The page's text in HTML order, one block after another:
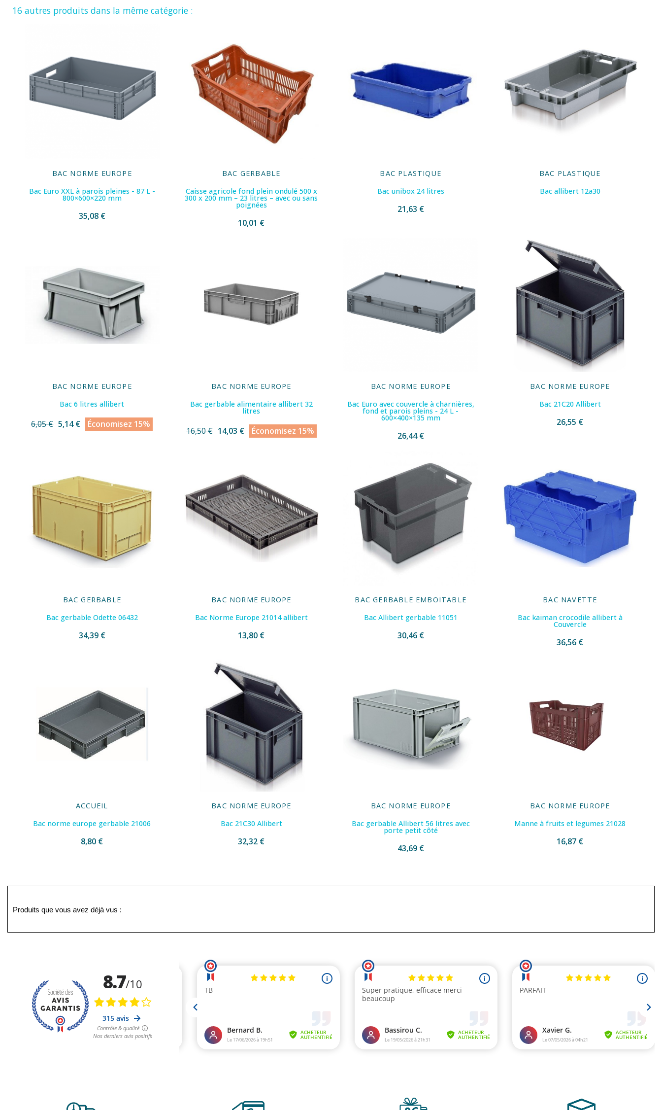
16 autres produits dans la même catégorie :
BAC NORME EUROPE
Bac Euro XXL à parois pleines - 87 L -
800×600×220 mm
35,08 €
BAC GERBABLE
Caisse agricole fond plein ondulé 500 x
300 x 200 mm – 23 litres – avec ou sans
poignées
10,01 €
BAC PLASTIQUE
Bac unibox 24 litres
21,63 €
BAC PLASTIQUE
Bac allibert 12a30
BAC NORME EUROPE
Bac 6 litres allibert
6,05 € 5,14 € Économisez 15%
BAC NORME EUROPE
Bac gerbable alimentaire allibert 32
litres
16,50 € 14,03 € Économisez 15%
BAC NORME EUROPE
Bac Euro avec couvercle à charnières,
fond et parois pleins - 24 L -
600×400×135 mm
26,44 €
BAC NORME EUROPE
Bac 21C20 Allibert
26,55 €
BAC GERBABLE
Bac gerbable Odette 06432
34,39 €
BAC NORME EUROPE
Bac Norme Europe 21014 allibert
13,80 €
BAC GERBABLE EMBOITABLE
Bac Allibert gerbable 11051
30,46 €
BAC NAVETTE
Bac kaiman crocodile allibert à
Couvercle
36,56 €
ACCUEIL
Bac norme europe gerbable 21006
8,80 €
BAC NORME EUROPE
Bac 21C30 Allibert
32,32 €
BAC NORME EUROPE
Bac gerbable Allibert 56 litres avec
porte petit côté
43,69 €
BAC NORME EUROPE
Manne à fruits et legumes 21028
16,87 €
Produits que vous avez déjà vus :